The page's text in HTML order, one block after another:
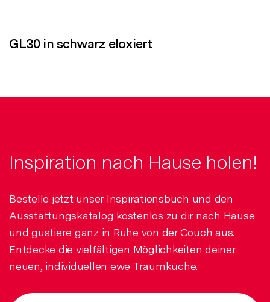
GL30 in schwarz eloxiert
Inspiration nach Hause holen!
Bestelle jetzt unser Inspirationsbuch und den
Ausstattungskatalog kostenlos zu dir nach Hause
und gustiere ganz in Ruhe von der Couch aus.
Entdecke die vielfältigen Möglichkeiten deiner
neuen, individuellen ewe Traumküche.